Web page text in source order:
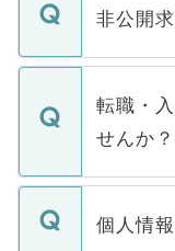
登録内容
ます。通
いただき
い。
非公開
マイナビ
うち約3
けない「
下記の理
ません。
■応募殺
転職・
せんか？
転職・入
ん。また
個人情